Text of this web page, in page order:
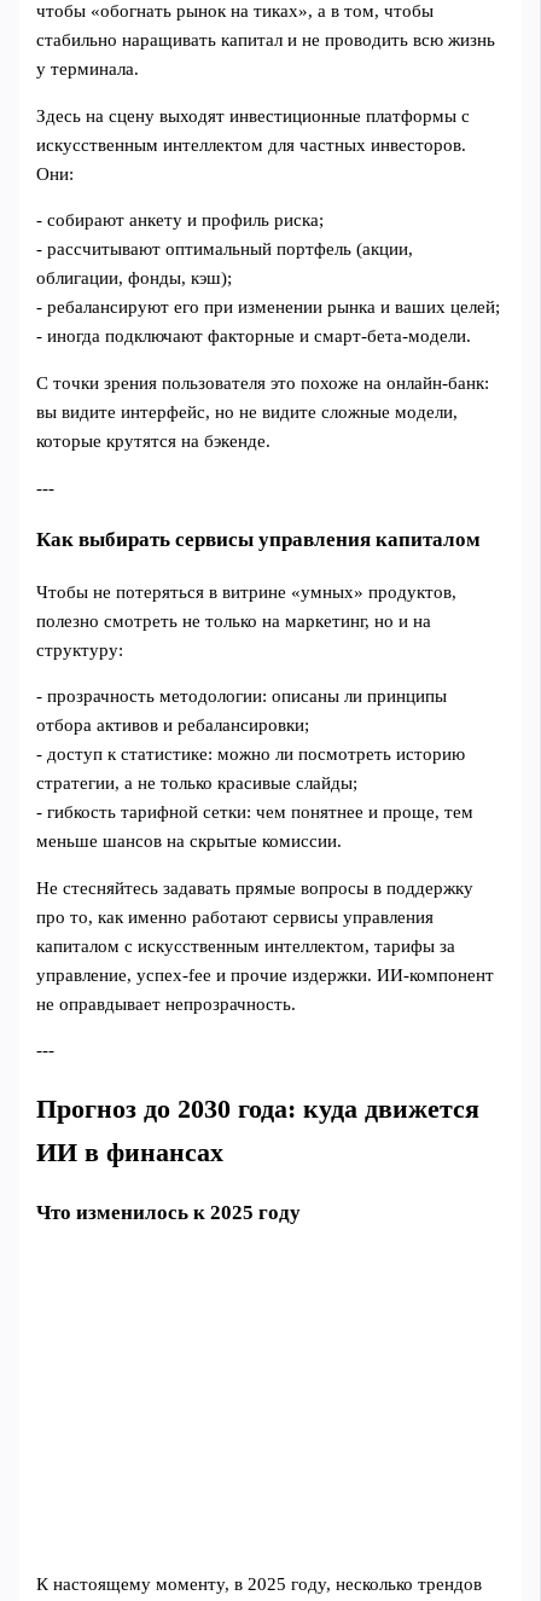
чтобы «обогнать рынок на тиках», а в том, чтобы
стабильно наращивать капитал и не проводить всю жизнь
у терминала.
Здесь на сцену выходят инвестиционные платформы с
искусственным интеллектом для частных инвесторов.
Они:
- собирают анкету и профиль риска;
- рассчитывают оптимальный портфель (акции,
облигации, фонды, кэш);
- ребалансируют его при изменении рынка и ваших целей;
- иногда подключают факторные и смарт‑бета‑модели.
С точки зрения пользователя это похоже на онлайн‑банк:
вы видите интерфейс, но не видите сложные модели,
которые крутятся на бэкенде.
---
Как выбирать сервисы управления капиталом
Чтобы не потеряться в витрине «умных» продуктов,
полезно смотреть не только на маркетинг, но и на
структуру:
- прозрачность методологии: описаны ли принципы
отбора активов и ребалансировки;
- доступ к статистике: можно ли посмотреть историю
стратегии, а не только красивые слайды;
- гибкость тарифной сетки: чем понятнее и проще, тем
меньше шансов на скрытые комиссии.
Не стесняйтесь задавать прямые вопросы в поддержку
про то, как именно работают сервисы управления
капиталом с искусственным интеллектом, тарифы за
управление, успех‑fee и прочие издержки. ИИ‑компонент
не оправдывает непрозрачность.
---
Прогноз до 2030 года: куда движется
ИИ в финансах
Что изменилось к 2025 году
К настоящему моменту, в 2025 году, несколько трендов